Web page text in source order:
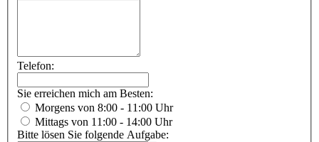
Telefon:
Sie erreichen mich am Besten:
Morgens von 8:00 - 11:00 Uhr
Mittags von 11:00 - 14:00 Uhr
Bitte lösen Sie folgende Aufgabe: